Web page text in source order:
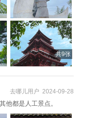
共9张
去哪儿用户 2024-09-28
他都是人工景点。